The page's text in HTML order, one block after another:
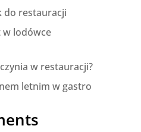
do restauracji
w lodówce
w restauracji?
letnim w gastro